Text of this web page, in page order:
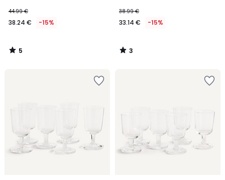
44.99 €
38.24 € -15%
5
/
38.99 €
33.14 € -15%
3
/